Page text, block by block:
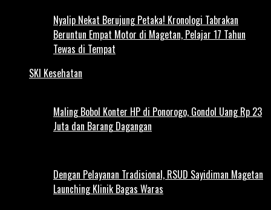
Nyalip Nekat Berujung Petaka! Kronologi Tabrakan
Beruntun Empat Motor di Magetan, Pelajar 17 Tahun
Tewas di Tempat
SKI Kesehatan
Maling Bobol Konter HP di Ponorogo, Gondol Uang Rp 23
Juta dan Barang Dagangan
Dengan Pelayanan Tradisional, RSUD Sayidiman Magetan
Launching Klinik Bagas Waras